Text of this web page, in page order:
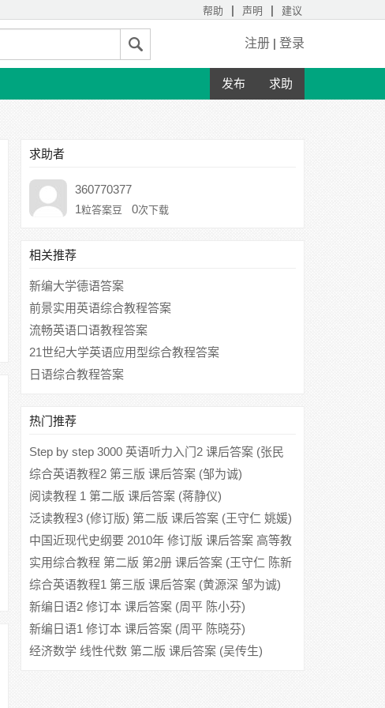
帮助 | 声明 | 建议
注册 | 登录
发布 求助
求助者
360770377
1粒答案豆 0次下载
相关推荐
新编大学德语答案
前景实用英语综合教程答案
流畅英语口语教程答案
21世纪大学英语应用型综合教程答案
日语综合教程答案
热门推荐
Step by step 3000 英语听力入门2 课后答案 (张民
伦)
综合英语教程2 第三版 课后答案 (邹为诚)
阅读教程 1 第二版 课后答案 (蒋静仪)
泛读教程3 (修订版) 第二版 课后答案 (王守仁 姚媛)
中国近现代史纲要 2010年 修订版 课后答案 高等教
育出版社
实用综合教程 第二版 第2册 课后答案 (王守仁 陈新
仁)
综合英语教程1 第三版 课后答案 (黄源深 邹为诚)
新编日语2 修订本 课后答案 (周平 陈小芬)
新编日语1 修订本 课后答案 (周平 陈晓芬)
经济数学 线性代数 第二版 课后答案 (吴传生)